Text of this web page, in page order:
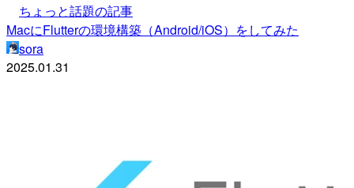
ちょっと話題の記事
MacにFlutterの環境構築（Android/iOS）をしてみた
sora
2025.01.31